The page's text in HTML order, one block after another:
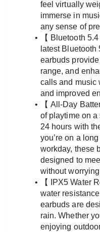
feel virtually
immerse in
any sense of
【 Bluetooth
latest
earbuds
range, and
calls and music
and improved
【 All-Day
of playtime on
24 hours with
you’re on a
workday, these
designed to
without
【 IPX5 Water
water
earbuds are
rain. Whether
enjoying